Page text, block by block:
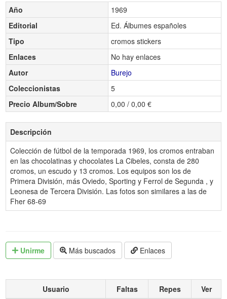
Año
1969
Editorial
Ed. Álbumes españoles
Tipo
cromos stickers
Enlaces
No hay enlaces
Autor
Burejo
Coleccionistas
5
Precio Album/Sobre
0,00 / 0,00 €
Descripción
Colección de fútbol de la temporada 1969, los cromos entraban
en las chocolatinas y chocolates La Cibeles, consta de 280
cromos, un escudo y 13 cromos. Los equipos son los de
Primera División, más Oviedo, Sporting y Ferrol de Segunda , y
Leonesa de Tercera División. Las fotos son similares a las de
Fher 68-69
Unirme Más buscados Enlaces
Usuario Faltas Repes Ver